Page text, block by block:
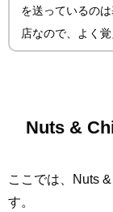
を送っているの
店なので、よく
Nuts &
ここでは、Nuts
す。